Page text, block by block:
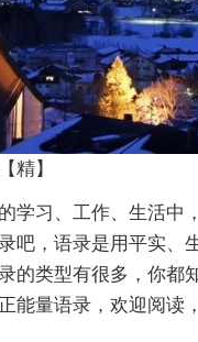
精】
学习、工作、生活中
吧，语录是用平实、
的类型有很多，你都
能量语录，欢迎阅读